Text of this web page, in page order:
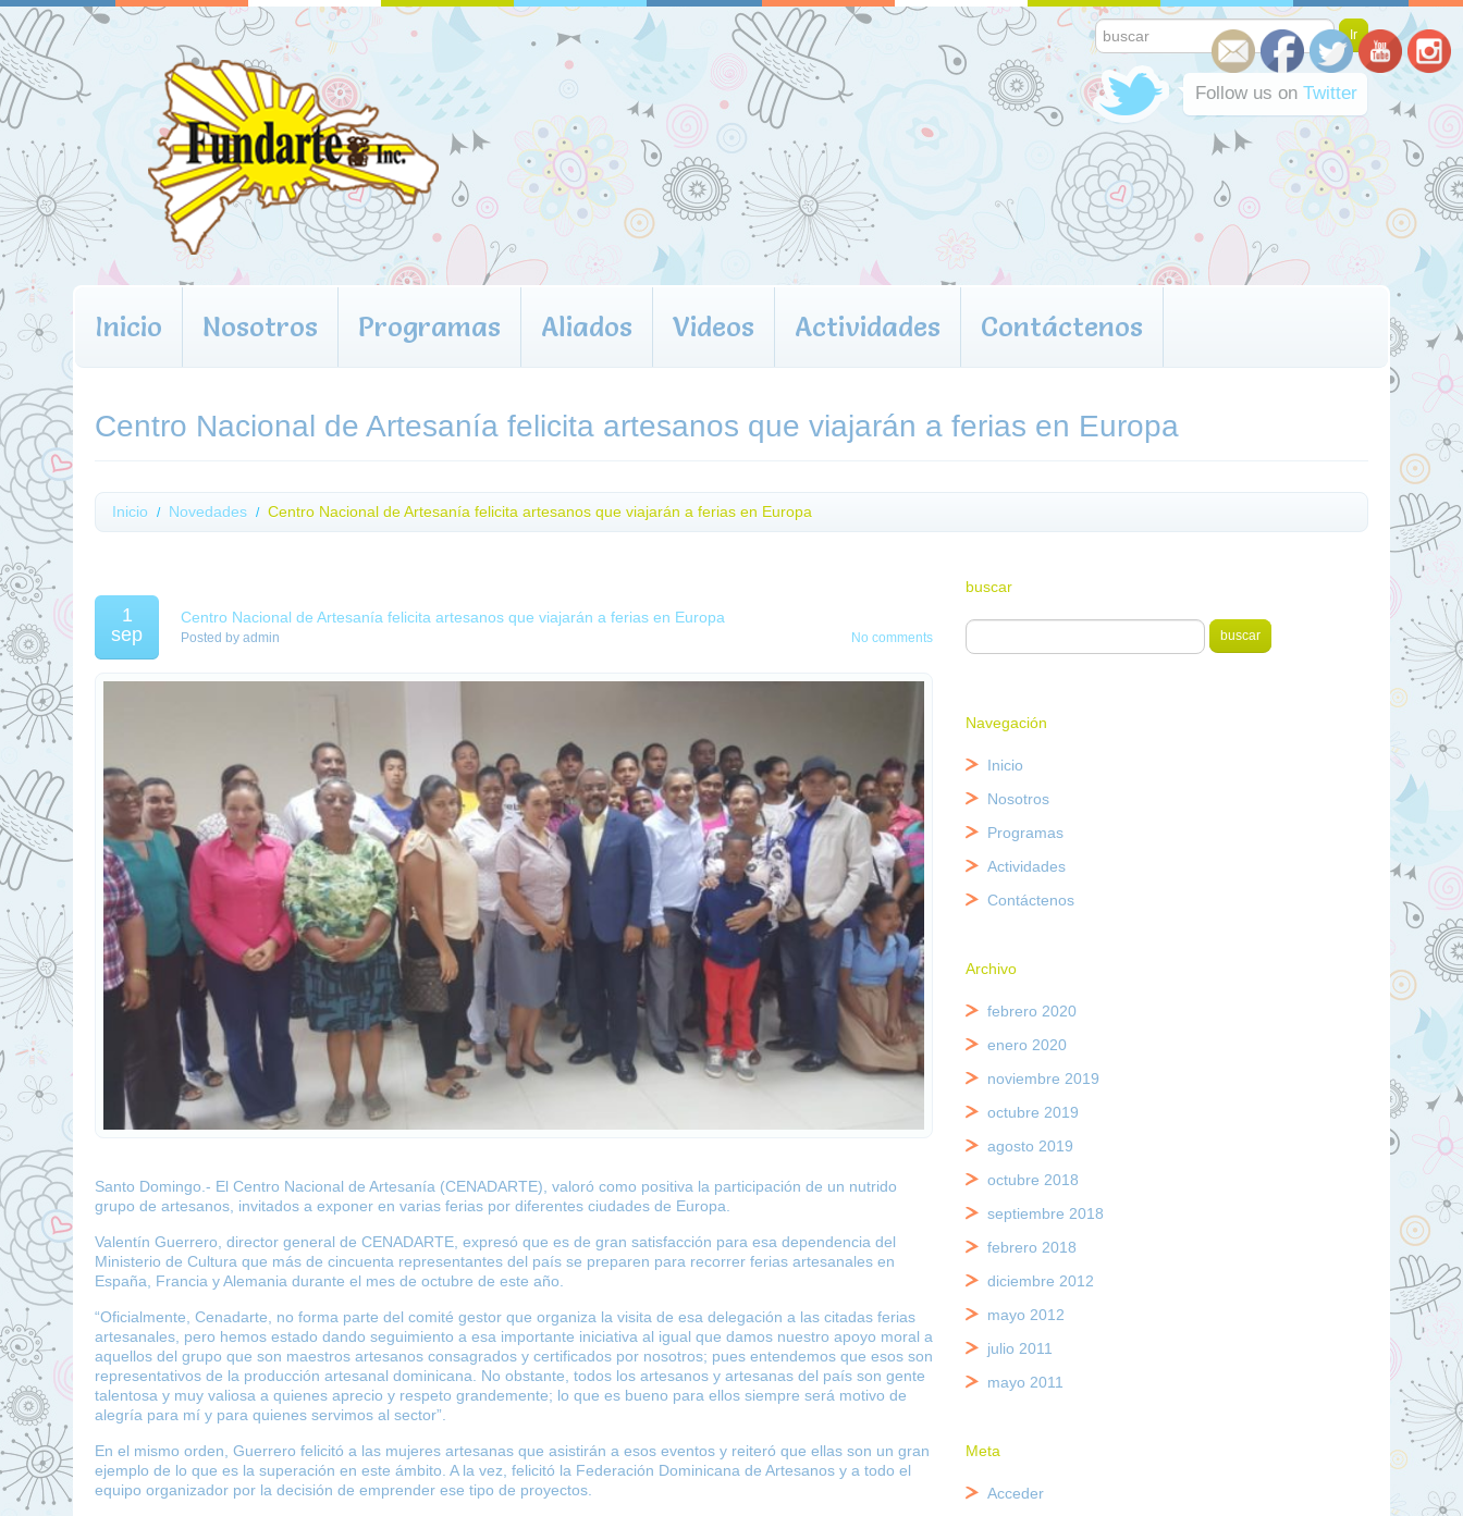
Follow us on Twitter
Inicio Nosotros Programas Aliados Videos Actividades Contáctenos
Centro Nacional de Artesanía felicita artesanos que viajarán a ferias en Europa
Inicio Novedades Centro Nacional de Artesanía felicita artesanos que viajarán a ferias en Europa
1
sep
Centro Nacional de Artesanía felicita artesanos que viajarán a ferias en Europa
Posted by admin No comments
Santo Domingo.- El Centro Nacional de Artesanía (CENADARTE), valoró como positiva la participación de un nutrido
grupo de artesanos, invitados a exponer en varias ferias por diferentes ciudades de Europa.
Valentín Guerrero, director general de CENADARTE, expresó que es de gran satisfacción para esa dependencia del
Ministerio de Cultura que más de cincuenta representantes del país se preparen para recorrer ferias artesanales en
España, Francia y Alemania durante el mes de octubre de este año.
“Oficialmente, Cenadarte, no forma parte del comité gestor que organiza la visita de esa delegación a las citadas ferias
artesanales, pero hemos estado dando seguimiento a esa importante iniciativa al igual que damos nuestro apoyo moral a
aquellos del grupo que son maestros artesanos consagrados y certificados por nosotros; pues entendemos que esos son
representativos de la producción artesanal dominicana. No obstante, todos los artesanos y artesanas del país son gente
talentosa y muy valiosa a quienes aprecio y respeto grandemente; lo que es bueno para ellos siempre será motivo de
alegría para mí y para quienes servimos al sector”.
En el mismo orden, Guerrero felicitó a las mujeres artesanas que asistirán a esos eventos y reiteró que ellas son un gran
ejemplo de lo que es la superación en este ámbito. A la vez, felicitó la Federación Dominicana de Artesanos y a todo el
equipo organizador por la decisión de emprender ese tipo de proyectos.
buscar
Navegación
Inicio
Nosotros
Programas
Actividades
Contáctenos
Archivo
febrero 2020
enero 2020
noviembre 2019
octubre 2019
agosto 2019
octubre 2018
septiembre 2018
febrero 2018
diciembre 2012
mayo 2012
julio 2011
mayo 2011
Meta
Acceder